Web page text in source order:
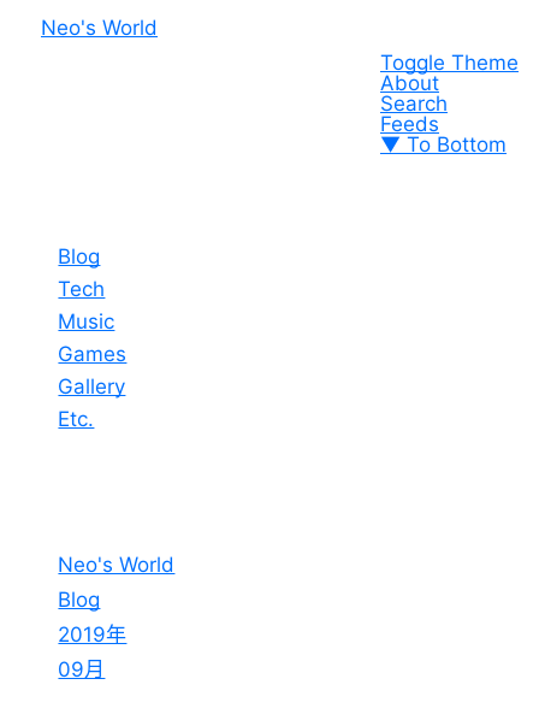
Neo's World
Toggle Theme
About
Search
Feeds
▼ To Bottom
Blog
Tech
Music
Games
Gallery
Etc.
Neo's World
Blog
2019年
09月